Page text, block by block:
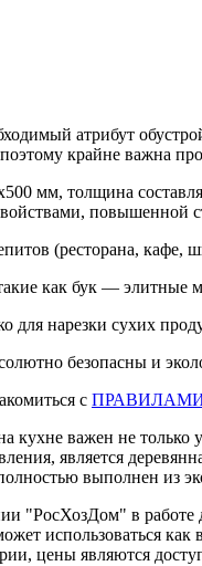
атрибут
крайне важна
мм, толщина
повышенной
(ресторана, кафе,
как бук — элитные
для нарезки сухих
безопасны и
с
кухне важен не
является
выполнен из
"РосХозДом" в работе
использоваться
цены являются